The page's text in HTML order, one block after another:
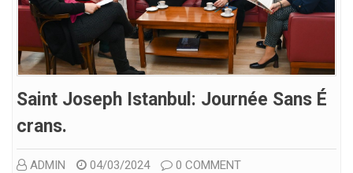
Saint Joseph Istanbul: Journée Sans É
Crans.
ADMIN 04/03/2024 0 COMMENT